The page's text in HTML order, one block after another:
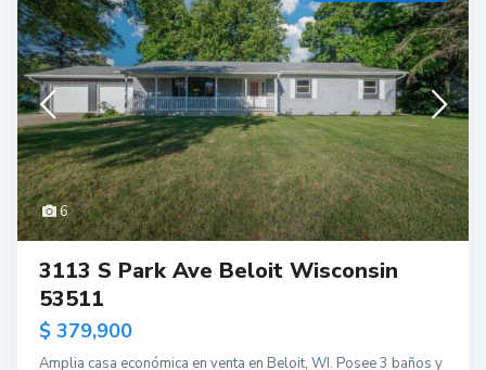
6
3113 S Park Ave Beloit Wisconsin
53511
$ 379,900
Amplia casa económica en venta en Beloit, WI. Posee 3 baños y